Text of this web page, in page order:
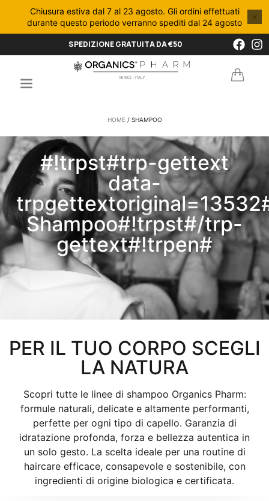
Chiusura estiva dal 7 al 23 agosto. Gli ordini effettuati
durante questo periodo verranno spediti dal 24 agosto
×
SPEDIZIONE GRATUITA DA €50
HOME / SHAMPOO
#!trpst#trp-gettext
data-
Shampoo#!trpst#/trp-
gettext#!trpen#
PER IL TUO CORPO SCEGLI
LA NATURA
Scopri tutte le linee di shampoo Organics Pharm:
formule naturali, delicate e altamente performanti,
perfette per ogni tipo di capello. Garanzia di
idratazione profonda, forza e bellezza autentica in
un solo gesto. La scelta ideale per una routine di
haircare efficace, consapevole e sostenibile, con
ingredienti di origine biologica e certificata.